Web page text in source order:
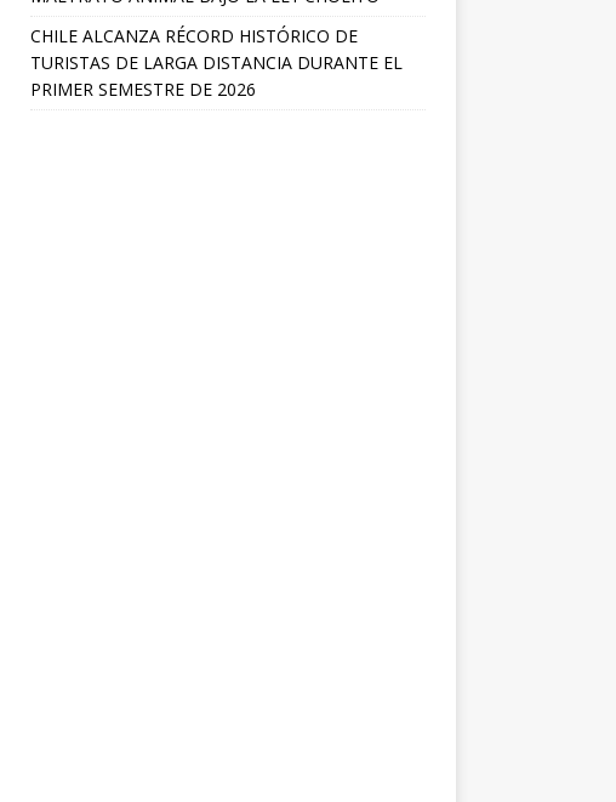
CHILE ALCANZA RÉCORD HISTÓRICO DE
TURISTAS DE LARGA DISTANCIA DURANTE EL
PRIMER SEMESTRE DE 2026